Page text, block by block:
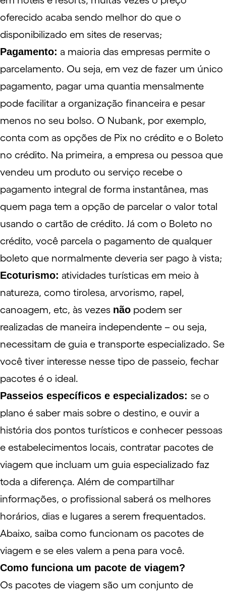
oferecido acaba sendo melhor do que o
disponibilizado em sites de reservas;
Pagamento: a maioria das empresas permite o
parcelamento. Ou seja, em vez de fazer um único
pagamento, pagar uma quantia mensalmente
pode facilitar a organização financeira e pesar
menos no seu bolso. O Nubank, por exemplo,
conta com as opções de Pix no crédito e o Boleto
no crédito. Na primeira, a empresa ou pessoa que
vendeu um produto ou serviço recebe o
pagamento integral de forma instantânea, mas
quem paga tem a opção de parcelar o valor total
usando o cartão de crédito. Já com o Boleto no
crédito, você parcela o pagamento de qualquer
boleto que normalmente deveria ser pago à vista;
Ecoturismo: atividades turísticas em meio à
natureza, como tirolesa, arvorismo, rapel,
canoagem, etc, às vezes não podem ser
realizadas de maneira independente – ou seja,
necessitam de guia e transporte especializado. Se
você tiver interesse nesse tipo de passeio, fechar
pacotes é o ideal.
Passeios específicos e especializados: se o
plano é saber mais sobre o destino, e ouvir a
história dos pontos turísticos e conhecer pessoas
e estabelecimentos locais, contratar pacotes de
viagem que incluam um guia especializado faz
toda a diferença. Além de compartilhar
informações, o profissional saberá os melhores
horários, dias e lugares a serem frequentados.
Abaixo, saiba como funcionam os pacotes de
viagem e se eles valem a pena para você.
Como funciona um pacote de viagem?
Os pacotes de viagem são um conjunto de